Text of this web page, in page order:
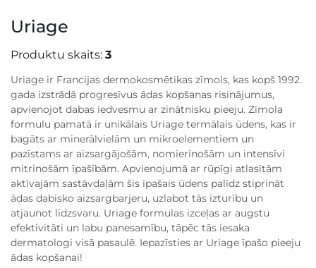
Uriage
Produktu skaits: 3
Uriage ir Francijas dermokosmētikas zīmols, kas kopš 1992.
gada izstrādā progresīvus ādas kopšanas risinājumus,
apvienojot dabas iedvesmu ar zinātnisku pieeju. Zīmola
formulu pamatā ir unikālais Uriage termālais ūdens, kas ir
bagāts ar minerālvielām un mikroelementiem un
pazīstams ar aizsargājošām, nomierinošām un intensīvi
mitrinošām īpašībām. Apvienojumā ar rūpīgi atlasītām
aktīvajām sastāvdaļām šis īpašais ūdens palīdz stiprināt
ādas dabisko aizsargbarjeru, uzlabot tās izturību un
atjaunot līdzsvaru. Uriage formulas izceļas ar augstu
efektivitāti un labu panesamību, tāpēc tās iesaka
dermatologi visā pasaulē. Iepazīsties ar Uriage īpašo pieeju
ādas kopšanai!